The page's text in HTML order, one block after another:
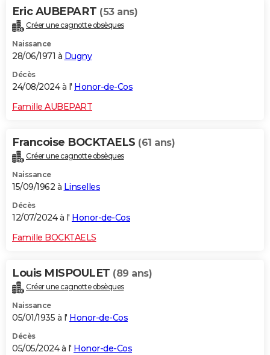
Eric AUBEPART (53 ans)
Créer une cagnotte obsèques
Naissance
28/06/1971 à Dugny
Décès
24/08/2024 à l' Honor-de-Cos
Famille AUBEPART
Francoise BOCKTAELS (61 ans)
Créer une cagnotte obsèques
Naissance
15/09/1962 à Linselles
Décès
12/07/2024 à l' Honor-de-Cos
Famille BOCKTAELS
Louis MISPOULET (89 ans)
Créer une cagnotte obsèques
Naissance
05/01/1935 à l' Honor-de-Cos
Décès
05/05/2024 à l' Honor-de-Cos